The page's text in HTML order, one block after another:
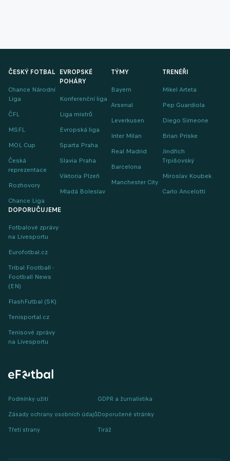
ČESKÝ FOTBAL
Chance Národní
Liga
ČFL
MSFL
MOL Cup
Česká
reprezentace
Rozhovory
Chance Liga
EVROPSKÉ
POHÁRY
Konferenční liga
Liga mistrů
Evropská liga
Sparta Praha
Slavia Praha
Viktoria Plzeň
Mladá Boleslav
TÝMY
Bayern
Arsenal
Leverkusen
Inter Milan
Real Madrid
Barcelona
Manchester City
TRENÉŘI
Mikel Arteta
Pep Guardiola
Diego Simeone
Brian Priske
Jindřich
Trpišovský
Miroslav Koubek
Carlo Ancelotti
DOPORUČUJEME
Fotbalové zprávy
na Livesportu
Eurofotbal.cz
Tribal Football -
Football News
(EN)
FlashFutbal (SK)
Tenisportal.cz
Tenisové zprávy
na Livesportu
Podmínky užití
Zásady ochrany osobních údajů
Třetí strany
GDPR a žurnalistika
Doporučené stránky
Tiráž